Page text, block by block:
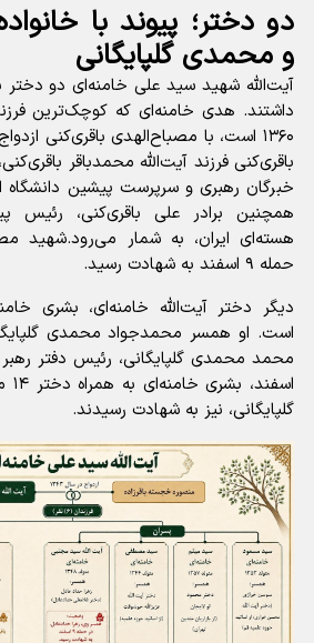
دو دختر؛ پیوند با
و محمدی گلپایگانی
آیت‌الله شهید سید علی خامنه‌ای دو
داشتند. هدی خامنه‌ای که کوچک‌ترین
۱۳۶۰ است، با مصباح‌الهدی باقری‌کنی
باقری‌کنی فرزند آیت‌الله محمدباقر
خبرگان رهبری و سرپرست پیشین
همچنین برادر علی باقری‌کنی، رئیس
هسته‌ای ایران، به شمار می‌رود.شهید
حمله ۹ اسفند به شهادت رسید.
است. او همسر محمدجواد محمدی
گلپایگانی، نیز به شهادت رسیدند.